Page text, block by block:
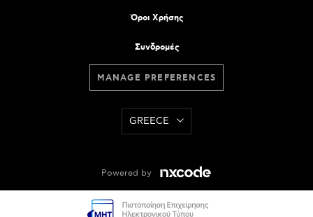
Όροι Χρήσης
Συνδρομές
MANAGE PREFERENCES
GREECE
Powered by